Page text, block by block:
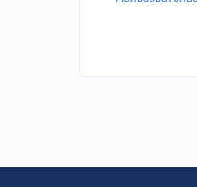
1. Сенсорный